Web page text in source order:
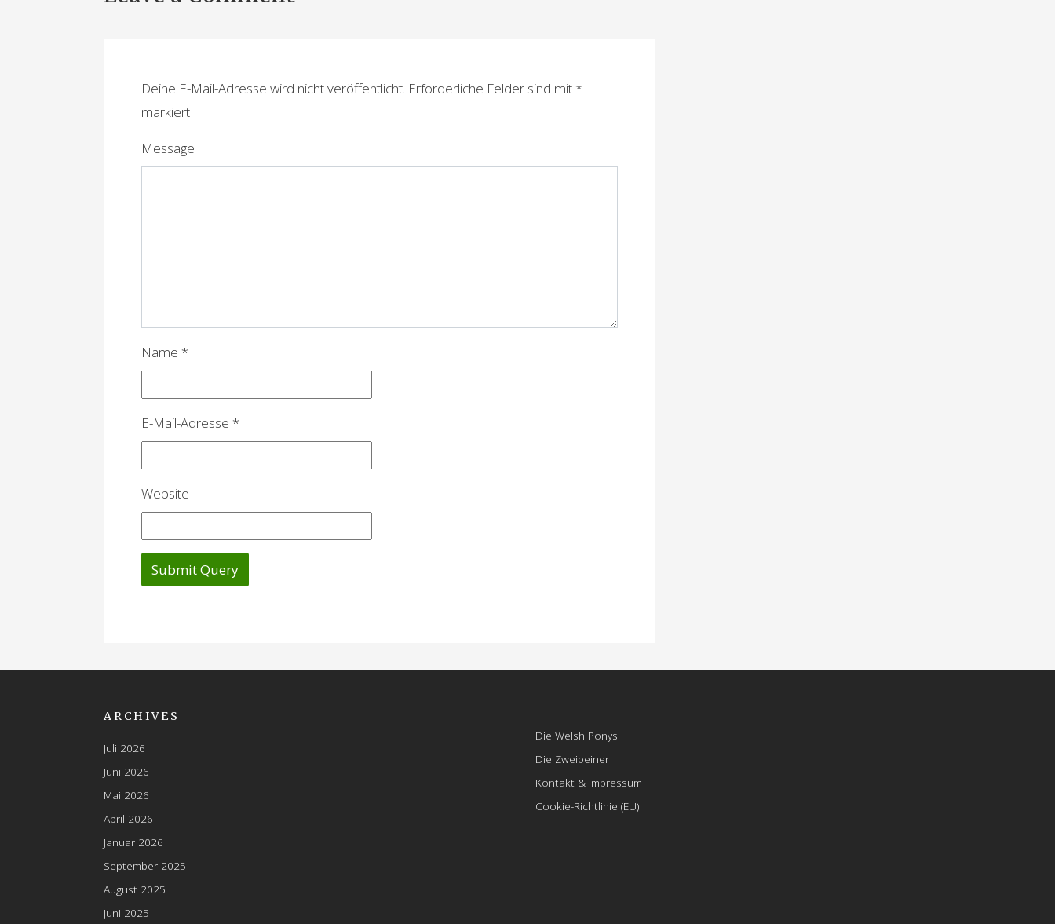
i
Deine E-Mail-Adresse wird nicht veröffentlicht. Erforderliche Felder sind mit*
markiert
Message
Name *
E-Mail-Adresse *
Website
ARCHIVES
Juli 2026
Juni 2026
Mai 2026
April 2026
Januar 2026
September 2025
August 2025
Juni 2025
Die Welsh Ponys
Die Zweibeiner
Kontakt & Impressum
Cookie-Richtlinie (EU)